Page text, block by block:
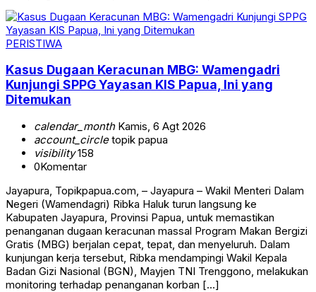
PERISTIWA
Kasus Dugaan Keracunan MBG: Wamengadri
Kunjungi SPPG Yayasan KIS Papua, Ini yang
Ditemukan
calendar_monthKamis, 6 Agt 2026
account_circletopik papua
visibility158
0Komentar
Jayapura, Topikpapua.com, – Jayapura – Wakil Menteri Dalam
Negeri (Wamendagri) Ribka Haluk turun langsung ke
Kabupaten Jayapura, Provinsi Papua, untuk memastikan
penanganan dugaan keracunan massal Program Makan Bergizi
Gratis (MBG) berjalan cepat, tepat, dan menyeluruh. Dalam
kunjungan kerja tersebut, Ribka mendampingi Wakil Kepala
Badan Gizi Nasional (BGN), Mayjen TNI Trenggono, melakukan
monitoring terhadap penanganan korban […]